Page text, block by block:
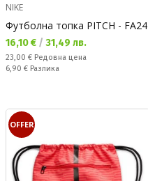
NIKE
Футболна топка PITCH - FA24
Текуща цена:
16,10 € / 31,49 лв.
Редовна цена:
23,00 € Редовна цена
Спестявате:
6,90 € Разлика
OFFER